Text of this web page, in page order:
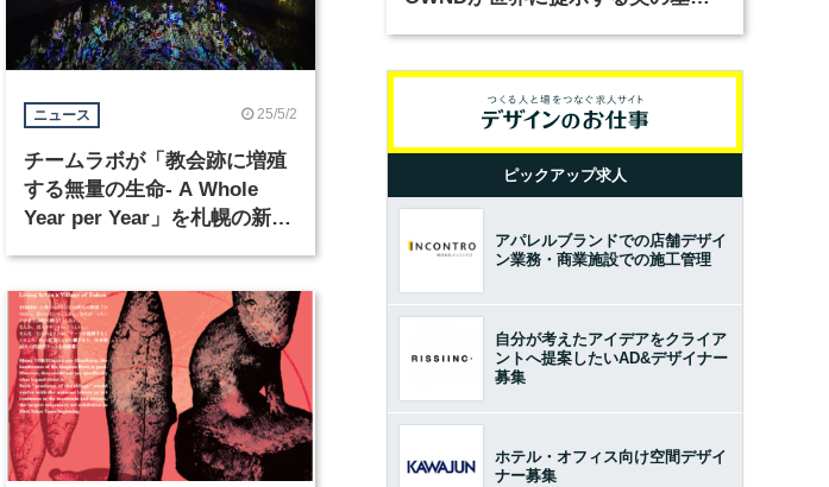
ニュース 25/5/2
チームラボが「教会跡に増殖
する無量の生命- A Whole
Year per Year」を札幌の新美
ピックアップ求人
アパレルブランドでの店舗デザイ
ン業務・商業施設での施工管理
自分が考えたアイデアをクライア
ントへ提案したいAD&デザイナー
募集
ホテル・オフィス向け空間デザイ
ナー募集